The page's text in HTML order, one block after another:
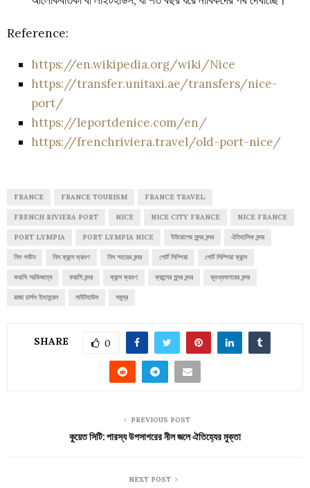
Reference:
https://en.wikipedia.org/wiki/Nice
https://transfer.unitaxi.ae/transfers/nice-
port/
https://leportdenice.com/en/
https://frenchriviera.travel/old-port-nice/
FRANCE FRANCE TOURISM FRANCE TRAVEL
FRENCH RIVIERA PORT NICE NICE CITY FRANCE NICE FRANCE
PORT LYMPIA PORT LYMPIA NICE ইউরোপের সুন্দর বন্দর ঐতিহাসিক বন্দর
নিস পর্যটন নিস ফ্রান্স ভ্রমণ নিস শহরের বন্দর পোর্ট লিম্পিয়া পোর্ট লিম্পিয়া ফ্রান্স
ফরাসি আভিজাত্য ফরাসি বন্দর ফ্রান্স ভ্রমণ ফ্রান্সের সুন্দর বন্দর ভূমধ্যসাগরের বন্দর
রাজা চার্লস ইমানুয়েল লাইটহাউস সমুদ্র
SHARE 0
PREVIOUS POST
কুয়েত সিটি: পারস্য উপসাগরের নীল জলে ঐতিহ্যের মুক্তা
NEXT POST